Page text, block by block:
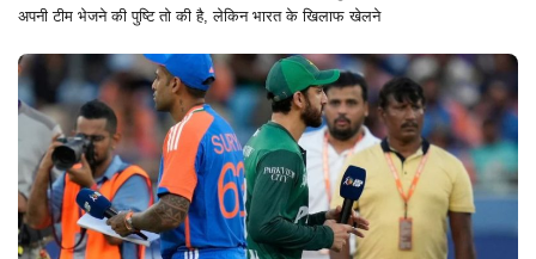
अपनी टीम भेजने की पुष्टि तो की है, लेकिन भारत के खिलाफ खेलने